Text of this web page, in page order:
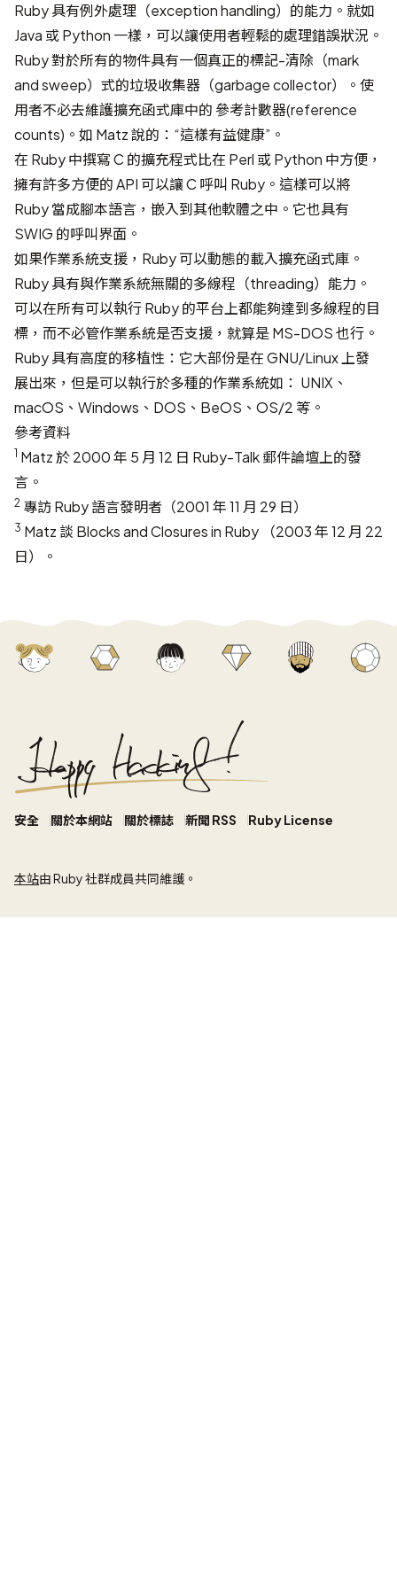
Ruby 具有例外處理（exception handling）的能力。就如
Java 或 Python 一樣，可以讓使用者輕鬆的處理錯誤狀況。
Ruby 對於所有的物件具有一個真正的標記-清除（mark
and sweep）式的垃圾收集器（garbage collector）。使
用者不必去維護擴充函式庫中的 參考計數器(reference
counts)。如 Matz 說的：“這樣有益健康”。
在 Ruby 中撰寫 C 的擴充程式比在 Perl 或 Python 中方便，
擁有許多方便的 API 可以讓 C 呼叫 Ruby。這樣可以將
Ruby 當成腳本語言，嵌入到其他軟體之中。它也具有
SWIG 的呼叫界面。
如果作業系統支援，Ruby 可以動態的載入擴充函式庫。
Ruby 具有與作業系統無關的多線程（threading）能力。
可以在所有可以執行 Ruby 的平台上都能夠達到多線程的目
標，而不必管作業系統是否支援，就算是 MS-DOS 也行。
Ruby 具有高度的移植性：它大部份是在 GNU/Linux 上發
展出來，但是可以執行於多種的作業系統如： UNIX、
macOS、Windows、DOS、BeOS、OS/2 等。
參考資料
1 Matz 於2000 年 5 月 12 日 Ruby-Talk 郵件論壇上的發
言。
2 專訪 Ruby 語言發明者 （2001 年 11 月 29 日）
3 Matz 談 Blocks and Closures in Ruby （2003 年 12 月 22
日）。
安全 關於本網站 關於標誌 新聞 RSS Ruby License
本站由 Ruby 社群成員共同維護。